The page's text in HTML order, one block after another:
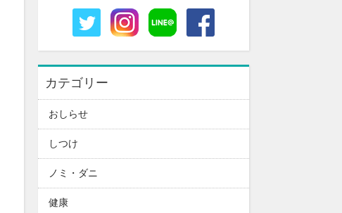
カテゴリー
おしらせ
しつけ
ノミ・ダニ
健康